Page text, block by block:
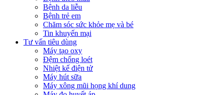
Bệnh da liễu
Bệnh trẻ em
Chăm sóc sức khỏe mẹ và bé
Tin khuyến mại
Tư vấn tiêu dùng
Máy tạo oxy
Đệm chống loét
Nhiệt kế điện tử
Máy hút sữa
Máy xông mũi họng khí dung